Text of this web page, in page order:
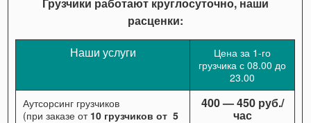
Грузчики работают круглосуточно, наши
расценки:
Наши услуги
Цена за 1-го
грузчика с 08.00 до
23.00
Аутсорсинг грузчиков
(при заказе от10 грузчиков от 5
400 — 450 руб./
час